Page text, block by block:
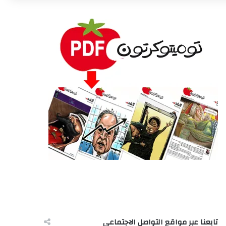
تابعنا عبر مواقع التواصل الاجتماعى